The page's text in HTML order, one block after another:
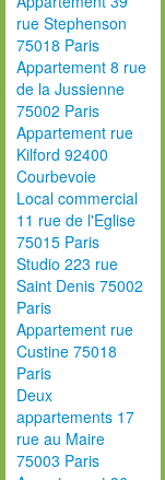
rue Stephenson
75018 Paris
Appartement 8 rue
de la Jussienne
75002 Paris
Appartement rue
Kilford 92400
Courbevoie
Local commercial
11 rue de l'Eglise
75015 Paris
Studio 223 rue
Saint Denis 75002
Paris
Appartement rue
Custine 75018
Paris
Deux
appartements 17
rue au Maire
75003 Paris